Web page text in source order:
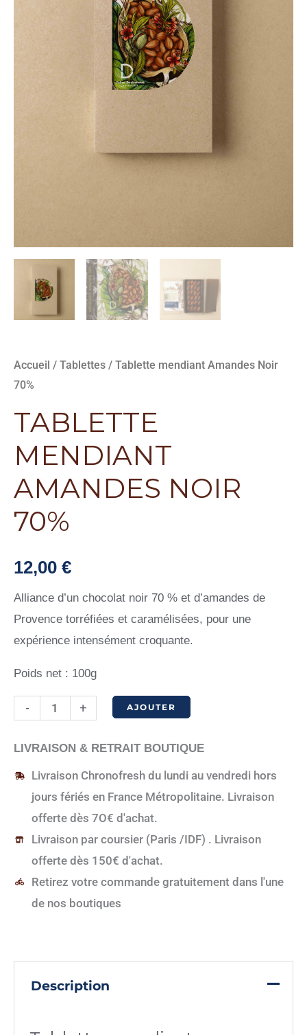
Accueil / Tablettes / Tablette mendiant Amandes Noir
70%
TABLETTE
MENDIANT
AMANDES NOIR
70%
12,00 €
Alliance d’un chocolat noir 70 % et d’amandes de
Provence torréfiées et caramélisées, pour une
expérience intensément croquante.
Poids net : 100g
-
quantité
Tablette
mendiant
Amandes
70%
+ AJOUTER
LIVRAISON & RETRAIT BOUTIQUE
Livraison Chronofresh du lundi au vendredi hors
jours fériés en France Métropolitaine. Livraison
offerte dès 7O€ d'achat.
Livraison par coursier (Paris /IDF) . Livraison
offerte dès 150€ d'achat.
Retirez votre commande gratuitement dans l'une
de nos boutiques
Description